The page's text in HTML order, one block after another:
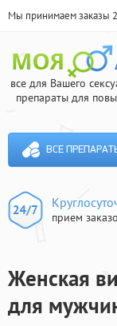
Мы принимаем заказы
все для Вашего
препараты для
ВСЕ
прием
Женская
для